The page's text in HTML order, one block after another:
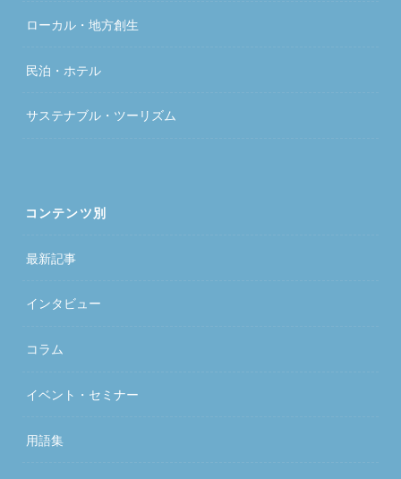
ローカル・地方創生
民泊・ホテル
サステナブル・ツーリズム
コンテンツ別
最新記事
インタビュー
コラム
イベント・セミナー
用語集